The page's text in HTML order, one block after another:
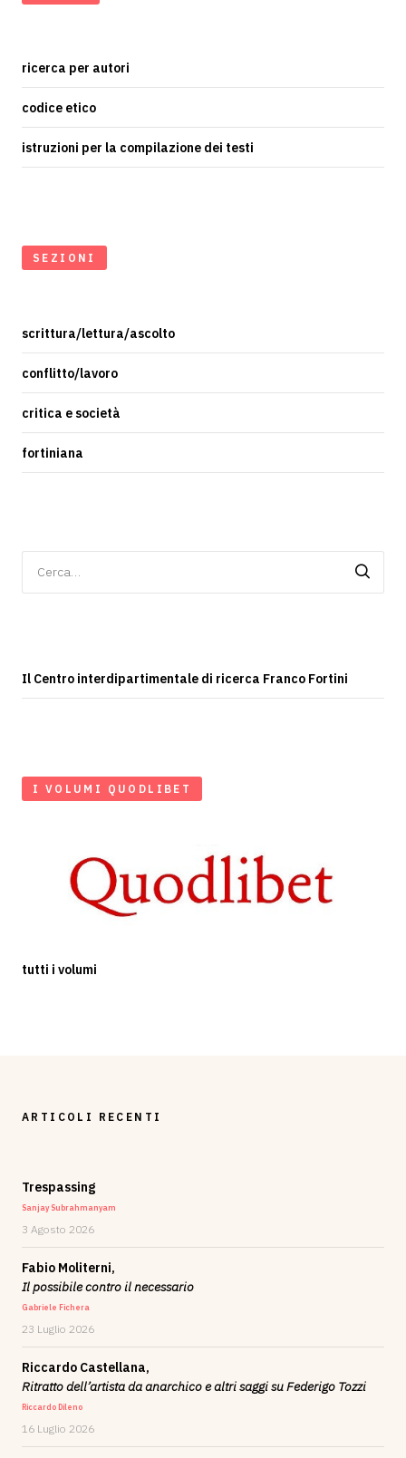
ricerca per autori
codice etico
istruzioni per la compilazione dei testi
SEZIONI
scrittura/lettura/ascolto
conflitto/lavoro
critica e società
fortiniana
per:
Il Centro interdipartimentale di ricerca Franco Fortini
I VOLUMI QUODLIBET
tutti i volumi
ARTICOLI RECENTI
Trespassing
Sanjay Subrahmanyam
3 Agosto 2026
Fabio Moliterni,
Il possibile contro il necessario
Gabriele Fichera
23 Luglio 2026
Riccardo Castellana,
Ritratto dell’artista da anarchico e altri saggi su Federigo Tozzi
Riccardo Dileno
16 Luglio 2026